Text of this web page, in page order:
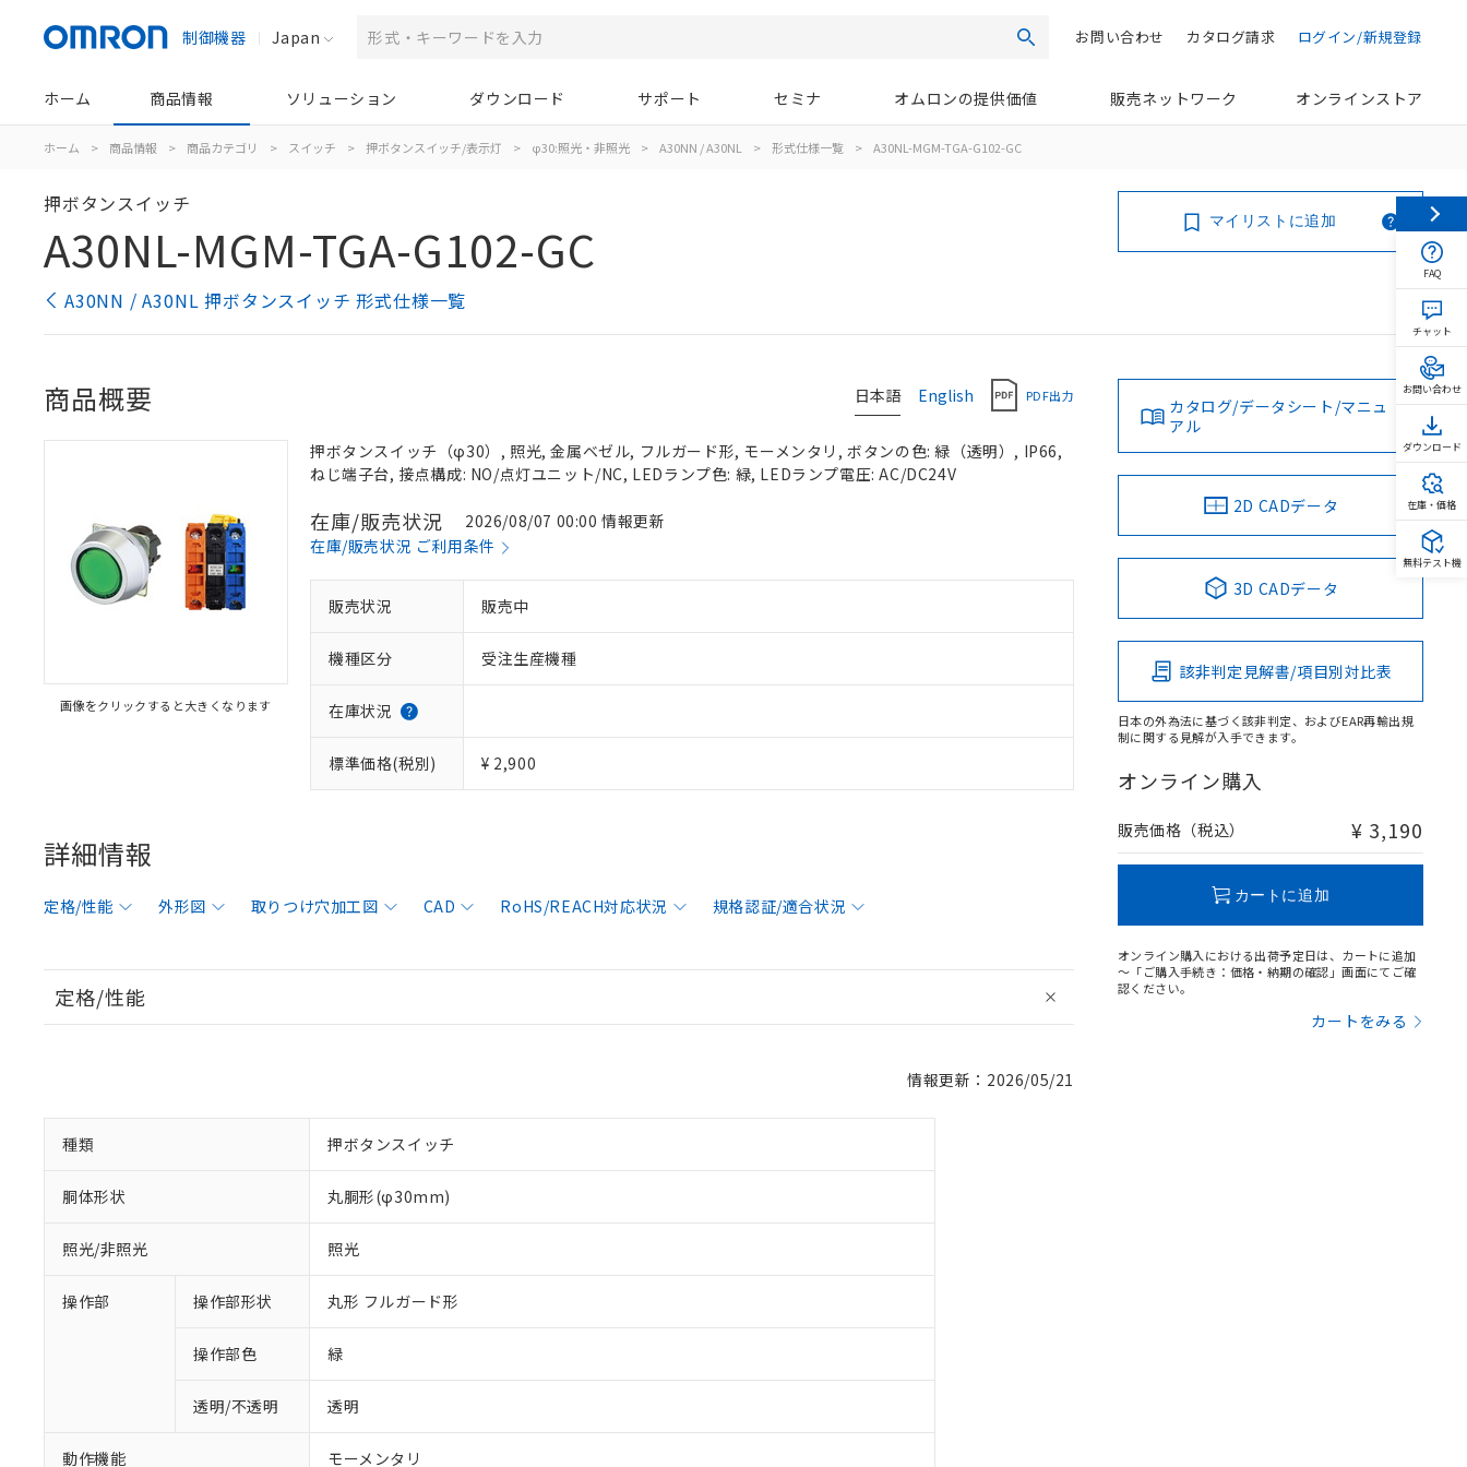
制御機器 Japan 検索 ログイン/新規登録
カタログ請求
お問い合わせ
ホーム 商品情報 ソリューション ダウンロード サポート セミナ オムロンの提供価値 販売ネットワーク オンラインストア
ホーム > 商品情報 > 商品カテゴリ > スイッチ > 押ボタンスイッチ/表示灯 > φ30:照光・非照光 > A30NN / A30NL > 形式仕様一覧 > A30NL-MGM-TGA-G102-GC
押ボタンスイッチ
A30NL-MGM-TGA-G102-GC
A30NN / A30NL 押ボタンスイッチ 形式仕様一覧
マイリストに追加
日本語 English PDF出力
商品概要
画像をクリックすると大きくなります
押ボタンスイッチ（φ30）, 照光, 金属ベゼル, フルガード形, モーメンタリ, ボタンの色: 緑（透明）, IP66,
ねじ端子台, 接点構成: NO/点灯ユニット/NC, LEDランプ色: 緑, LEDランプ電圧: AC/DC24V
在庫/販売状況
2026/08/07 00:00 情報更新
在庫/販売状況 ご利用条件
販売状況 販売中
機種区分 受注生産機種
在庫状況
標準価格(税別) ¥ 2,900
詳細情報
定格/性能 外形図 取りつけ穴加工図 CAD RoHS/REACH対応状況 規格認証/適合状況
定格/性能
情報更新：2026/05/21
種類 押ボタンスイッチ
胴体形状 丸胴形(φ30mm)
照光/非照光 照光
操作部 操作部形状 丸形 フルガード形
操作部色 緑
透明/不透明 透明
動作機能 モーメンタリ
カタログ/データシート/マニュ
アル
2D CADデータ
3D CADデータ
該非判定見解書/項目別対比表
日本の外為法に基づく該非判定、およびEAR再輸出規
制に関する見解が入手できます。
オンライン購入
販売価格（税込） ¥ 3,190
カートに追加
オンライン購入における出荷予定日は、カートに追加
～「ご購入手続き：価格・納期の確認」画面にてご確
認ください。
カートをみる
FAQ
チャット
お問い合わせ
ダウンロード
在庫・価格
無料テスト機